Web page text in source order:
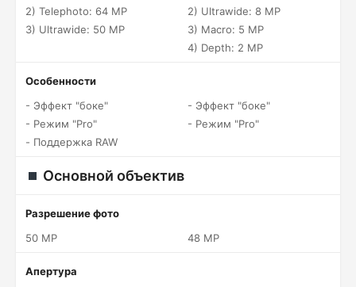
2) Telephoto: 64 MP
3) Ultrawide: 50 MP
2) Ultrawide: 8 MP
3) Macro: 5 MP
4) Depth: 2 MP
Особенности
- Эффект "боке"
- Режим "Pro"
- Поддержка RAW
- Эффект "боке"
- Режим "Pro"
Основной объектив
Разрешение фото
50 MP
48 MP
Апертура